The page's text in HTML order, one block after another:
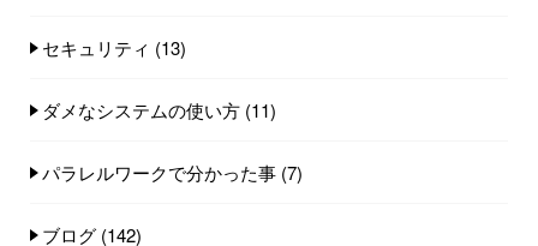
セキュリティ (13)
ダメなシステムの使い方 (11)
パラレルワークで分かった事 (7)
ブログ (142)